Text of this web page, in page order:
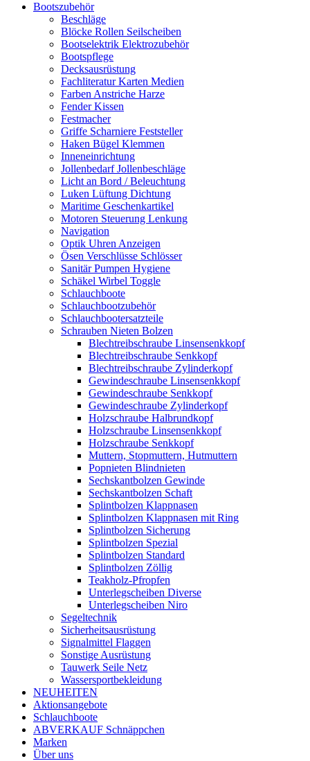
Bootszubehör
Beschläge
Blöcke Rollen Seilscheiben
Bootselektrik Elektrozubehör
Bootspflege
Decksausrüstung
Fachliteratur Karten Medien
Farben Anstriche Harze
Fender Kissen
Festmacher
Griffe Scharniere Feststeller
Haken Bügel Klemmen
Inneneinrichtung
Jollenbedarf Jollenbeschläge
Licht an Bord / Beleuchtung
Luken Lüftung Dichtung
Maritime Geschenkartikel
Motoren Steuerung Lenkung
Navigation
Optik Uhren Anzeigen
Ösen Verschlüsse Schlösser
Sanitär Pumpen Hygiene
Schäkel Wirbel Toggle
Schlauchboote
Schlauchbootzubehör
Schlauchbootersatzteile
Schrauben Nieten Bolzen
Blechtreibschraube Linsensenkkopf
Blechtreibschraube Senkkopf
Blechtreibschraube Zylinderkopf
Gewindeschraube Linsensenkkopf
Gewindeschraube Senkkopf
Gewindeschraube Zylinderkopf
Holzschraube Halbrundkopf
Holzschraube Linsensenkkopf
Holzschraube Senkkopf
Muttern, Stopmuttern, Hutmuttern
Popnieten Blindnieten
Sechskantbolzen Gewinde
Sechskantbolzen Schaft
Splintbolzen Klappnasen
Splintbolzen Klappnasen mit Ring
Splintbolzen Sicherung
Splintbolzen Spezial
Splintbolzen Standard
Splintbolzen Zöllig
Teakholz-Pfropfen
Unterlegscheiben Diverse
Unterlegscheiben Niro
Segeltechnik
Sicherheitsausrüstung
Signalmittel Flaggen
Sonstige Ausrüstung
Tauwerk Seile Netz
Wassersportbekleidung
NEUHEITEN
Aktionsangebote
Schlauchboote
ABVERKAUF Schnäppchen
Marken
Über uns